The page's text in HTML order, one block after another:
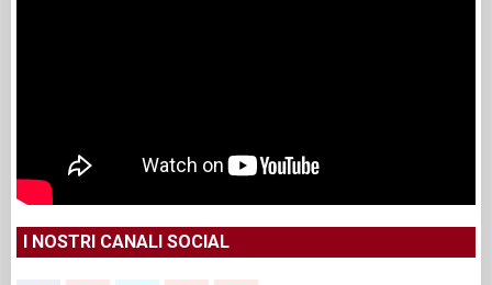
I NOSTRI CANALI SOCIAL